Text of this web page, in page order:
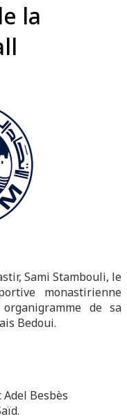
la
Sami Stambouli, le
monastirienne
de sa
Bedoui.
Besbès